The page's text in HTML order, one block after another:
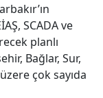
SCADA ve
planlı
Bağlar, Sur,
çok sayıda